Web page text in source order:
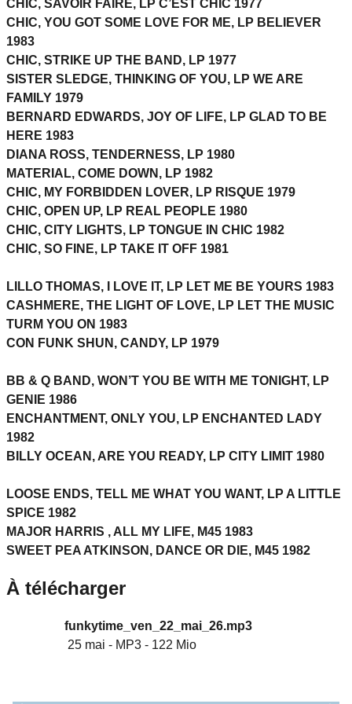
CHIC, SAVOIR FAIRE, LP C’EST CHIC 1977
CHIC, YOU GOT SOME LOVE FOR ME, LP BELIEVER
1983
CHIC, STRIKE UP THE BAND, LP 1977
SISTER SLEDGE, THINKING OF YOU, LP WE ARE
FAMILY 1979
BERNARD EDWARDS, JOY OF LIFE, LP GLAD TO BE
HERE 1983
DIANA ROSS, TENDERNESS, LP 1980
MATERIAL, COME DOWN, LP 1982
CHIC, MY FORBIDDEN LOVER, LP RISQUE 1979
CHIC, OPEN UP, LP REAL PEOPLE 1980
CHIC, CITY LIGHTS, LP TONGUE IN CHIC 1982
CHIC, SO FINE, LP TAKE IT OFF 1981
LILLO THOMAS, I LOVE IT, LP LET ME BE YOURS 1983
CASHMERE, THE LIGHT OF LOVE, LP LET THE MUSIC
TURM YOU ON 1983
CON FUNK SHUN, CANDY, LP 1979
BB & Q BAND, WON’T YOU BE WITH ME TONIGHT, LP
GENIE 1986
ENCHANTMENT, ONLY YOU, LP ENCHANTED LADY
1982
BILLY OCEAN, ARE YOU READY, LP CITY LIMIT 1980
LOOSE ENDS, TELL ME WHAT YOU WANT, LP A LITTLE
SPICE 1982
MAJOR HARRIS , ALL MY LIFE, M45 1983
SWEET PEA ATKINSON, DANCE OR DIE, M45 1982
À télécharger
funkytime_ven_22_mai_26.mp3
25 mai - MP3 - 122 Mio